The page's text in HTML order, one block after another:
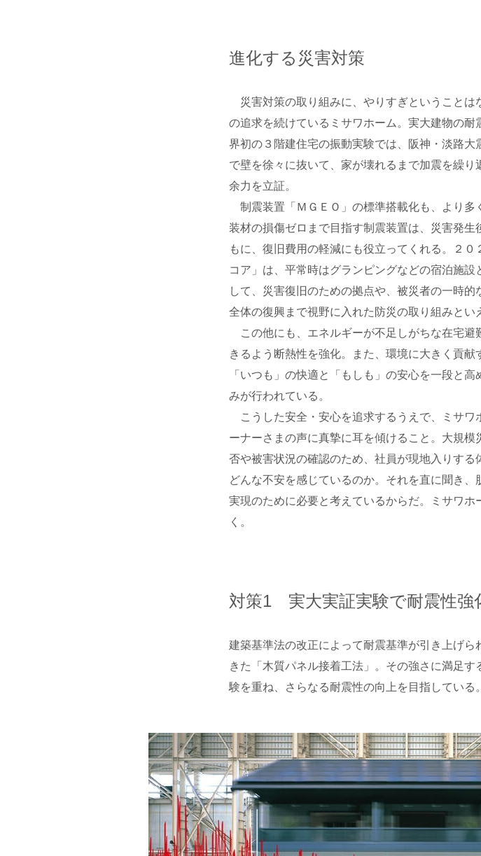
進化する災害対策
災害対策の取り組みに、やりすぎということは
の追求を続けているミサワホーム。実大建物の
界初の３階建住宅の振動実験では、阪神・淡路
で壁を徐々に抜いて、家が壊れるまで加震を繰
余力を立証。
制震装置「ＭＧＥＯ」の標準搭載化も、より多
装材の損傷ゼロまで目指す制震装置は、災害発
もに、復旧費用の軽減にも役立ってくれる。２
コア」は、平常時はグランピングなどの宿泊施
して、災害復旧のための拠点や、被災者の一時
全体の復興まで視野に入れた防災の取り組みとい
この他にも、エネルギーが不足しがちな在宅避
きるよう断熱性を強化。また、環境に大きく貢献
「いつも」の快適と「もしも」の安心を一段と
みが行われている。
こうした安全・安心を追求するうえで、ミサワ
ーナーさまの声に真摯に耳を傾けること。大規
否や被害状況の確認のため、社員が現地入りする
どんな不安を感じているのか。それを直に聞き
実現のために必要と考えているからだ。ミサワ
く。
対策1 実大実証実験で耐震性強
建築基準法の改正によって耐震基準が引き上げ
きた「木質パネル接着工法」。その強さに満足
験を重ね、さらなる耐震性の向上を目指している。